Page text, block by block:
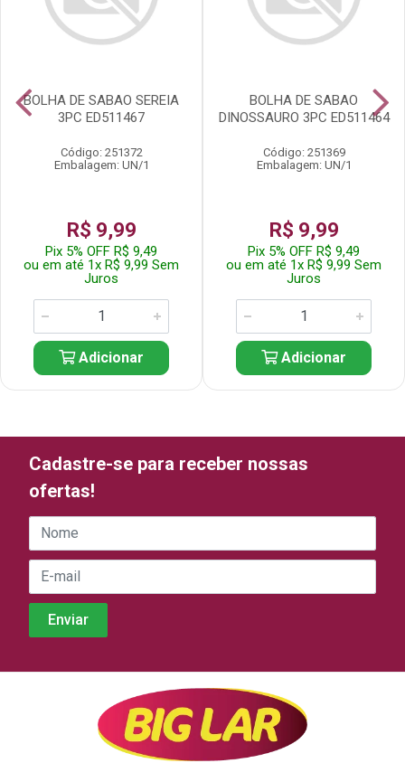
BOLHA DE SABAO SEREIA
3PC ED511467
Código: 251372
Embalagem: UN/1
R$ 9,99
Pix 5% OFF R$ 9,49
ou em até 1x R$ 9,99 Sem
Juros
Adicionar
BOLHA DE SABAO
DINOSSAURO 3PC ED511464
Código: 251369
Embalagem: UN/1
R$ 9,99
Pix 5% OFF R$ 9,49
ou em até 1x R$ 9,99 Sem
Juros
Adicionar
Cadastre-se para receber nossas
ofertas!